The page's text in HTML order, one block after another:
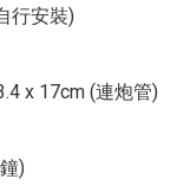
行安裝)
x 17cm (連炮管)
)